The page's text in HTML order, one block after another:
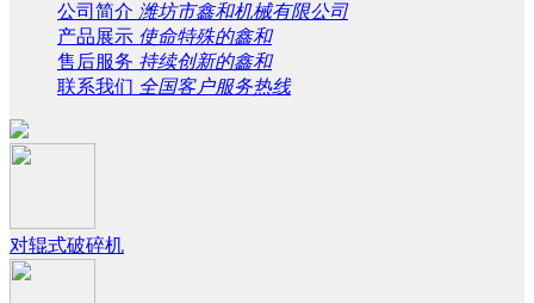
公司简介 潍坊市鑫和机械有限公司
产品展示 使命特殊的鑫和
售后服务 持续创新的鑫和
联系我们 全国客户服务热线
对辊式破碎机